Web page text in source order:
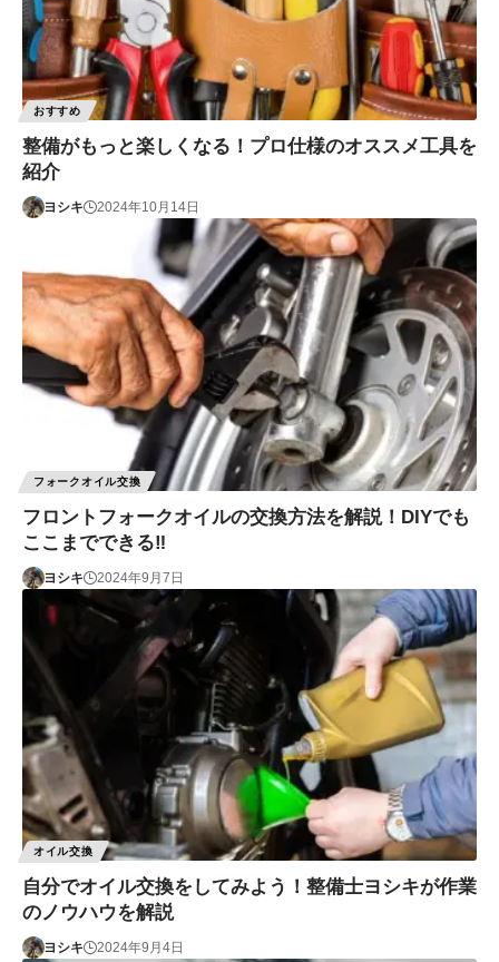
おすすめ
整備がもっと楽しくなる！プロ仕様のオススメ工具を
紹介
ヨシキ 2024年10月14日
フォークオイル交換
フロントフォークオイルの交換方法を解説！DIYでも
ここまでできる‼
ヨシキ 2024年9月7日
オイル交換
自分でオイル交換をしてみよう！整備士ヨシキが作業
のノウハウを解説
ヨシキ 2024年9月4日